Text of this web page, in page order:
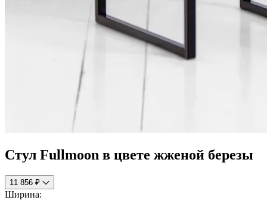
Стул Fullmoon в цвете жженой березы
11 856 ₽
Ширина: